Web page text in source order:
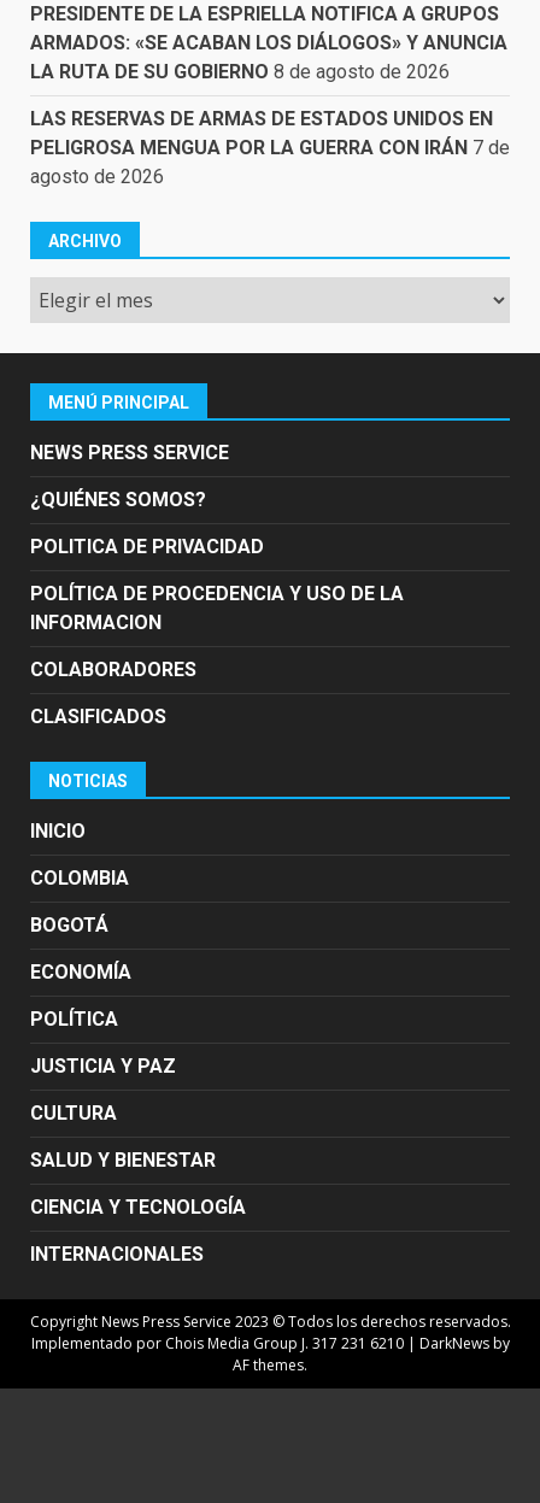
PRESIDENTE DE LA ESPRIELLA NOTIFICA A GRUPOS
ARMADOS: «SE ACABAN LOS DIÁLOGOS» Y ANUNCIA
LA RUTA DE SU GOBIERNO 8 de agosto de 2026
LAS RESERVAS DE ARMAS DE ESTADOS UNIDOS EN
PELIGROSA MENGUA POR LA GUERRA CON IRÁN 7 de
agosto de 2026
ARCHIVO
Archivo
MENÚ PRINCIPAL
NEWS PRESS SERVICE
¿QUIÉNES SOMOS?
POLITICA DE PRIVACIDAD
POLÍTICA DE PROCEDENCIA Y USO DE LA
INFORMACION
COLABORADORES
CLASIFICADOS
NOTICIAS
INICIO
COLOMBIA
BOGOTÁ
ECONOMÍA
POLÍTICA
JUSTICIA Y PAZ
CULTURA
SALUD Y BIENESTAR
CIENCIA Y TECNOLOGÍA
INTERNACIONALES
Copyright News Press Service 2023 © Todos los derechos reservados.
Implementado por Chois Media Group J. 317 231 6210 | DarkNewsby
AF themes.